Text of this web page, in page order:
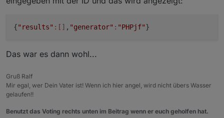
{"results" :[] , "generator" : "PHPjf"}
Das war es dann wohl...
Gruß Ralf
Mir egal, wer Dein Vater ist! Wenn ich hier angel, wird nicht übers Wasser
gelaufen!!
Benutzt das Voting rechts unten im Beitrag wenn er euch geholfen hat.